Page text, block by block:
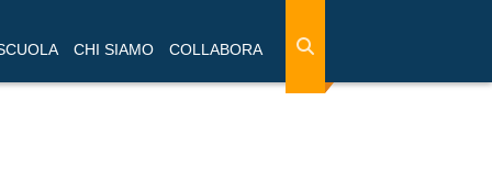
CHI SIAMO COLLABORA